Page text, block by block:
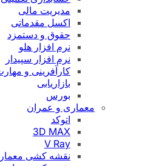
مدیریت مالی
اکسل مقدماتی
حقوق و دستمزد
نرم افزار هلو
نرم افزار سپیدار
کارآفرینی و
بازاریابی
بورس
معماری و عمران
اتوکد
3D MAX
V Ray
نقشه کشی